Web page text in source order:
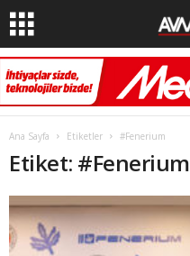
Ana Sayfa Etiketler #Fenerium
Etiket: #Fenerium